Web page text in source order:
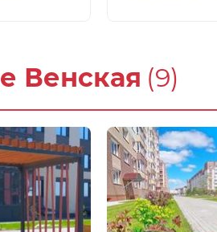
Венская (9)